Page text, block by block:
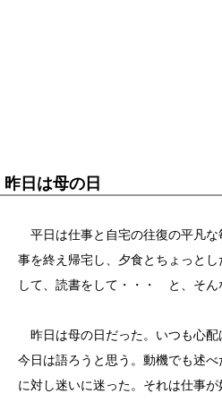
昨日は母の日
平日は仕事と自宅の往復の平凡
事を終え帰宅し、夕食とちょっと
して、読書をして・・・ と、そん
昨日は母の日だった。いつも心配
今日は語ろうと思う。動機でも述
に対し迷いに迷った。それは仕事